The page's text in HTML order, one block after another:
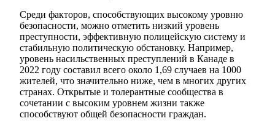
Среди факторов, способствующих высокому уровню
безопасности, можно отметить низкий уровень
преступности, эффективную полицейскую систему и
стабильную политическую обстановку. Например,
уровень насильственных преступлений в Канаде в
2022 году составил всего около 1,69 случаев на 1000
жителей, что значительно ниже, чем в многих других
странах. Открытые и толерантные сообщества в
сочетании с высоким уровнем жизни также
способствуют общей безопасности граждан.